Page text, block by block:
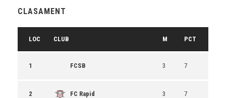
CLASAMENT
LOC CLUB M PCT
1 FCSB 3 7
2 FC Rapid 3 7